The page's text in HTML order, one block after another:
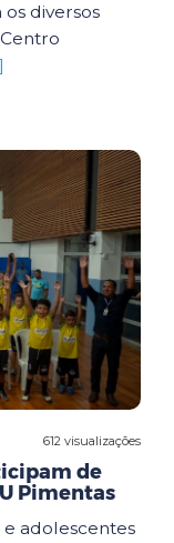
diversos
612 visualizações
de
Pimentas
e adolescentes